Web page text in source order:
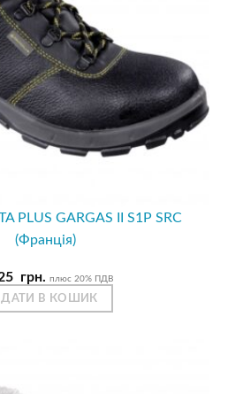
PLUS GARGAS II S1P SRC
(Франція)
грн. плюс 20% ПДВ
В КОШИК